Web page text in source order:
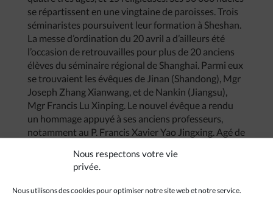
Nous respectons votre vie
privée.
Nous utilisons des cookies pour optimiser notre site web et notre service.
se répartissent en une vingtaine de paroisses. Trois
séminaristes poursuivent leur formation à Sheshan.
La messe d’ordination du 20 avril a d’ailleurs été
l’occasion de retrouvailles pour plus de 20 anciens
élèves du séminaire régional de Shanghai. Parmi eux
se trouvaient les évêques de Jinan (Shandong), Mgr
Joseph Zhang Xianwang, et de Nankin (Jiangsu),
Mgr Francis Lu Xinping. Le nouvel évêque a rendu
un hommage appuyé à ses anciens professeurs,
notamment au P. Francis Xavier Yao Jingxing. Agé de
Sheshan, le P. Yao faisait partie des prêtres invités à
concélébrer la messe d’ordination. Depuis la
réouverture, en 1982, du séminaire de Shanghai,